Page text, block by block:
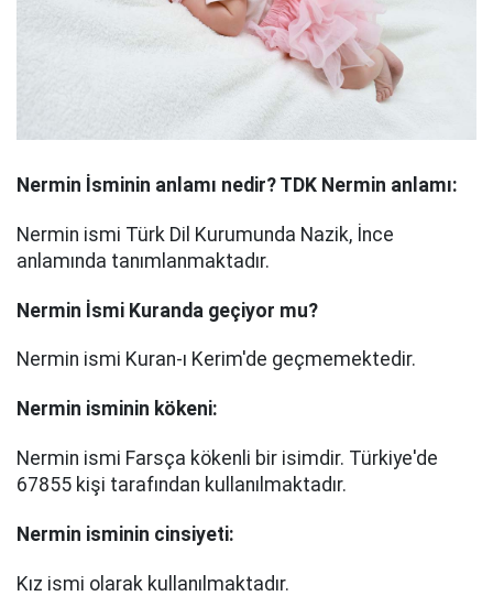
Nermin İsminin anlamı nedir? TDK Nermin anlamı:
Nermin ismi Türk Dil Kurumunda Nazik, İnce
anlamında tanımlanmaktadır.
Nermin İsmi Kuranda geçiyor mu?
Nermin ismi Kuran-ı Kerim'de geçmemektedir.
Nermin isminin kökeni:
Nermin ismi Farsça kökenli bir isimdir. Türkiye'de
67855 kişi tarafından kullanılmaktadır.
Nermin isminin cinsiyeti:
Kız ismi olarak kullanılmaktadır.